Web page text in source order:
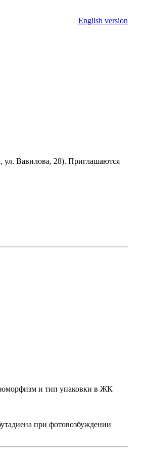
English version
ул. Вавилова, 28). Приглашаются
и тип упаковки в ЖК
при фотовозбуждении